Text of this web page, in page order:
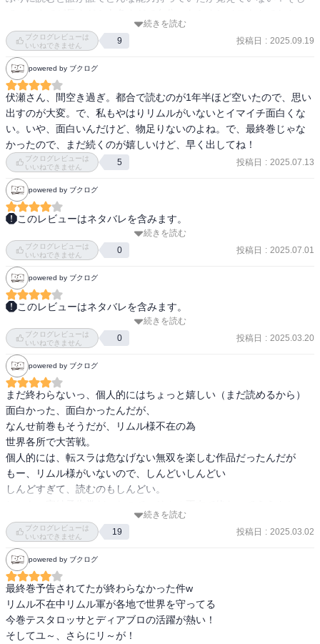
し、ディアブロを助けてフェルドウェイを倒す。
ヴェルザードは奥の手を見せるがギィにやられる。
フェルドウェイの企みはほぼ防がれたが、イヴァラージェは門から
侵入しようとしていた。
ぱりついていけない。ダメダメじゃん。本当にこれ、続けて読んだ
らもっと面白いんだろうな。
ディアブロがめちゃくちゃ活躍して、リムル愛ゆえに能力超越した
りとか、ユウキが裏切者だったのにさらに大きな敵の前になんとな
くまた仲間っぽく共闘していたりとか(ユウキたちも飛ばされたのに
戻ってくるときの感じが大阪モードで楽しい)。
フェルドウェイの暗躍でミリムが暴走して、誰も止められないのだ
が、その時に過去の暴走ではギィとラミリスが止めたエピソード出
てきて、ラミリスが本当はスゴいやつだったのがチラッとだけ書か
れていたのが面白かった。
続きを読む
ブクログレビューは
いいねできません
9 投稿日 : 2025.09.19
powered by ブクログ
伏瀬さん、間空き過ぎ。都合で読むのが1年半ほど空いたので、思い
出すのが大変。で、私もやはりリムルがいないとイマイチ面白くな
い。いや、面白いんだけど、物足りないのよね。で、最終巻じゃな
かったので、まだ続くのが嬉しいけど、早く出してね！
ブクログレビューは
いいねできません
5 投稿日 : 2025.07.13
powered by ブクログ
このレビューはネタバレを含みます。
思い出しながら読むので色々大変です。
あとがき先に読んだのでリムルが出てこないのは織り込み済みでし
たが、ラストに出てきた時はほっとしました。
緊迫感あふれるバトルもいいけど転スラはリムルが出ないとだめだ
よね。
ユウキも戻って来たけどザマァな状況にはスッキリです。
死んでほしいわけでは無いからちょうど良い加減です。
続きを読む
ブクログレビューは
いいねできません
0 投稿日 : 2025.07.01
powered by ブクログ
このレビューはネタバレを含みます。
長かった笑。前作より一年以上経ち内容がうろ覚えでしたがなんと
か完走です。そして今回では終わらなかった笑。ギィ対ヴェルザー
ドは様子見が続くが双方共に思惑がありそう。天通閣では滅界竜イ
ヴァラージェ率いる幻獣族とオールスターの戦い。たまにどなたか
思い出せない人もいましたがそこは大人の対応で乗り切る。暴走ミ
リムとフェルドウェイには魔導王朝サリオンの天帝母子、レオン、
ザラリオ。ユウキ一味が帰還してリムルも漸く帰還した。説明文が
すごく冗長に感じたけどそれもきっと必要だったんだろうな。次回
クライマックス？早く読みたい。
続きを読む
ブクログレビューは
いいねできません
0 投稿日 : 2025.03.20
powered by ブクログ
まだ終わらないっ、個人的にはちょっと嬉しい（まだ読めるから）
面白かった、面白かったんだが、
なんせ前巻もそうだが、リムル様不在の為
世界各所で大苦戦。
個人的には、転スラは危なげない無双を楽しむ作品だったんだが
もー、リムル様がいないので、しんどいしんどい
しんどすぎて、読むのもしんどい。
と、（このまま終わったら暴れるしかない、、）と思いながら
９割がた辛い気持ちで読み進んだので、
あんまり手放しで幸せな読書体験とはならんかった。
とはいえ、読了感はわるくない。
早く続きが読みたいが、終わってほしくもない
ビミョウなファンごころなのだった。
続きを読む
ブクログレビューは
いいねできません
19 投稿日 : 2025.03.02
powered by ブクログ
最終巻予告されてたが終わらなかった件w
リムル不在中リムル軍が各地で世界を守ってる
今巻テスタロッサとディアブロの活躍が熱い！
そしてユ～、さらにリ～が！